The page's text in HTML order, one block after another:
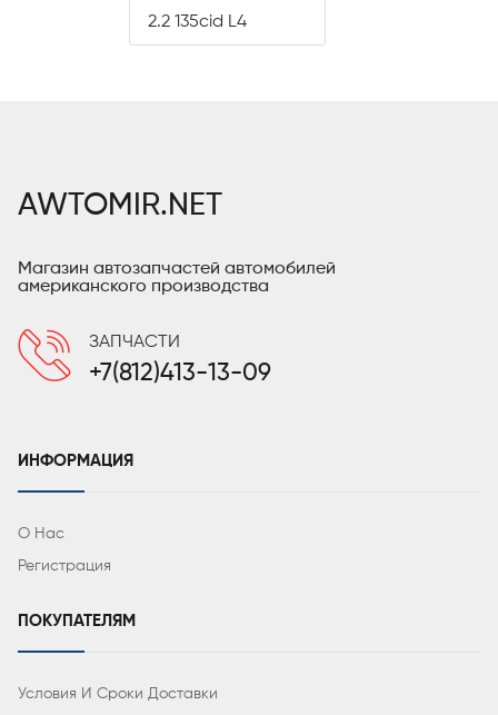
2.2 135cid L4
AWTOMIR.NET
Магазин автозапчастей автомобилей
американского производства
ЗАПЧАСТИ
+7(812)413-13-09
ИНФОРМАЦИЯ
О Нас
Регистрация
ПОКУПАТЕЛЯМ
Условия И Сроки Доставки